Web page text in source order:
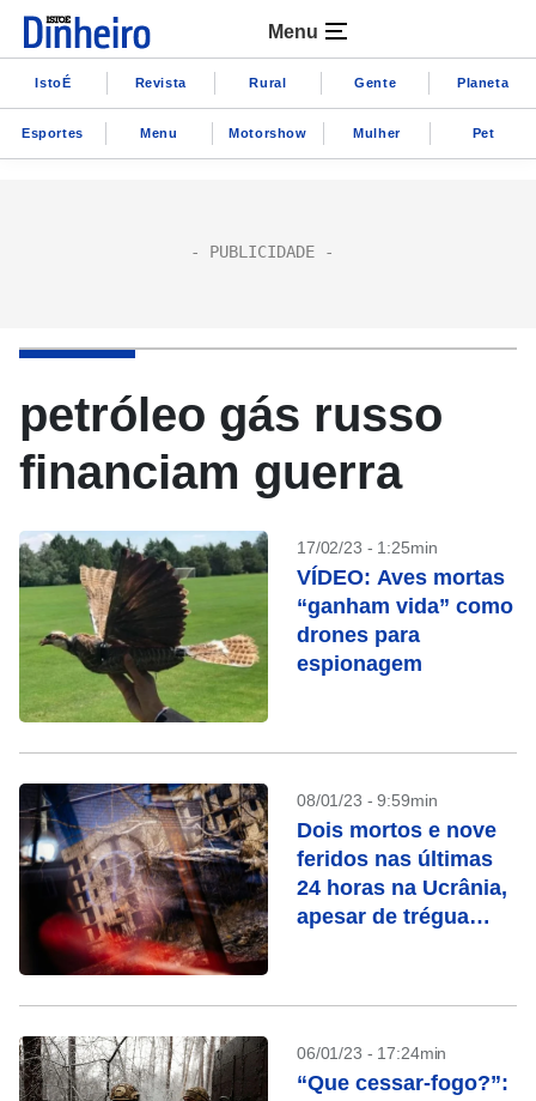
Menu
IstoÉ Revista Rural Gente Planeta
Esportes Menu Motorshow Mulher Pet
petróleo gás russo
financiam guerra
17/02/23 - 1:25min
VÍDEO: Aves mortas
“ganham vida” como
drones para
espionagem
08/01/23 - 9:59min
Dois mortos e nove
feridos nas últimas
24 horas na Ucrânia,
apesar de trégua
06/01/23 - 17:24min
“Que cessar-fogo?”: